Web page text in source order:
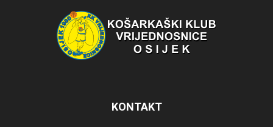
KONTAKT